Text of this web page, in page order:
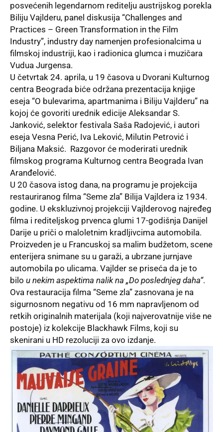
posvećenih legendarnom reditelju austrijskog porekla
Biliju Vajlderu, panel diskusija “Challenges and
Practices – Green Transformation in the Film
Industry”, industry day namenjen profesionalcima u
filmskoj industriji, kao i radionica glumca i muzičara
Vudua Jurgensa.
U četvrtak 24. aprila, u 19 časova u Dvorani Kulturnog
centra Beograda biće održana prezentacija knjige
eseja “O bulevarima, apartmanima i Biliju Vajlderu” na
kojoj će govoriti urednik edicije Aleksandar S.
Janković, selektor festivala Saša Radojević, i autori
eseja Vesna Perić, Iva Leković, Milutin Petrović i
Biljana Maksić. Razgovor će moderirati urednik
filmskog programa Kulturnog centra Beograda Ivan
Aranđelović.
U 20 časova istog dana, na programu je projekcija
restauriranog filma “Seme zla” Bilija Vajldera iz 1934.
godine. U ekskluzivnoj projekciji Vajlderovog najređeg
filma i rediteljskog prvenca glumi 17-godišnja Danijel
Darije u priči o maloletnim kradljivcima automobila.
Proizveden je u Francuskoj sa malim budžetom, scene
enterijera snimane su u garaži, a ubrzane jurnjave
automobila po ulicama. Vajlder se priseća da je to
bilo u nekim aspektima nalik na „Do poslednjeg daha“.
Ova restauracija filma “Seme zla” zasnovana je na
sigurnosnom negativu od 16 mm napravljenom od
retkih originalnih materijala (koji najverovatnije više ne
postoje) iz kolekcije Blackhawk Films, koji su
skenirani u HD rezoluciji za ovo izdanje.